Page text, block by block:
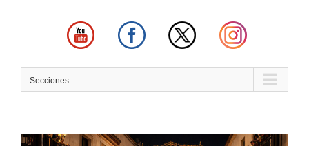
Secciones